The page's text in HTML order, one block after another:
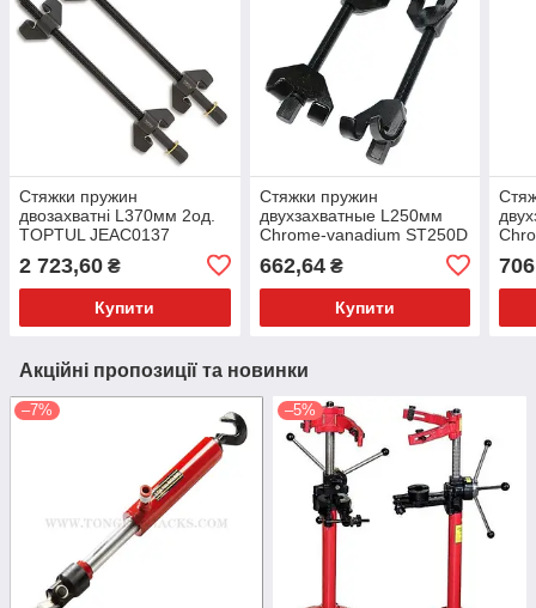
Стяжки пружин
двозахватні L370мм 2од.
TOPTUL JEAC0137
2 723,60 ₴
Купити
Стяжки пружин
двухзахватные L250мм
Chrome-vanadium ST250D
662,64₴
Купити
Акційні пропозиції та новинки
–7% –5%